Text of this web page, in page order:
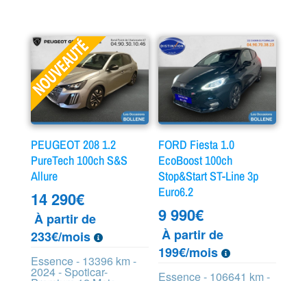
PEUGEOT 208 1.2
PureTech 100ch S&S
Allure
14 290€
À partir de
233€/mois
Essence - 13396 km -
2024 - Spoticar-
FORD Fiesta 1.0
EcoBoost 100ch
Stop&Start ST-Line 3p
Euro6.2
9 990€
À partir de
199€/mois
Essence - 106641 km -